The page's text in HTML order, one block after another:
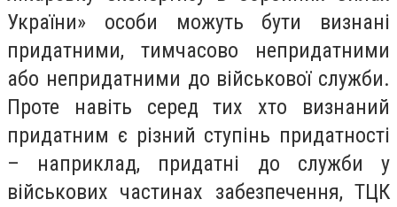
України» особи можуть бути визнані
придатними, тимчасово непридатними
або непридатними до військової служби.
Проте навіть серед тих хто визнаний
придатним є різний ступінь придатності
– наприклад, придатні до служби у
військових частинах забезпечення, ТЦК